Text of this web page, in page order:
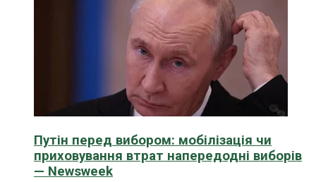
Путін перед вибором: мобілізація чи
приховування втрат напередодні виборів
— Newsweek